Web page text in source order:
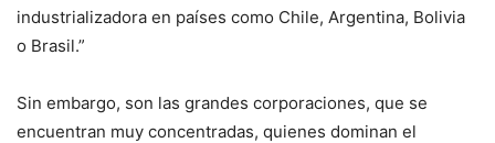
industrializadora en países como Chile, Argentina, Bolivia
o Brasil.”
Sin embargo, son las grandes corporaciones, que se
encuentran muy concentradas, quienes dominan el